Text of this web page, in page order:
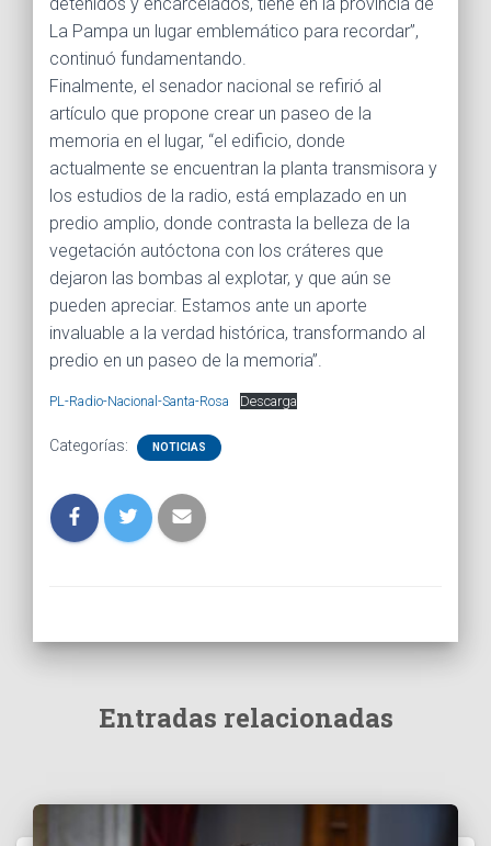
La Pampa un lugar emblemático para recordar”,
continuó fundamentando.
Finalmente, el senador nacional se refirió al
artículo que propone crear un paseo de la
memoria en el lugar, “el edificio, donde
actualmente se encuentran la planta transmisora y
los estudios de la radio, está emplazado en un
predio amplio, donde contrasta la belleza de la
vegetación autóctona con los cráteres que
dejaron las bombas al explotar, y que aún se
pueden apreciar. Estamos ante un aporte
invaluable a la verdad histórica, transformando al
predio en un paseo de la memoria”.
PL-Radio-Nacional-Santa-Rosa Descarga
Categorías: NOTICIAS
Entradas relacionadas